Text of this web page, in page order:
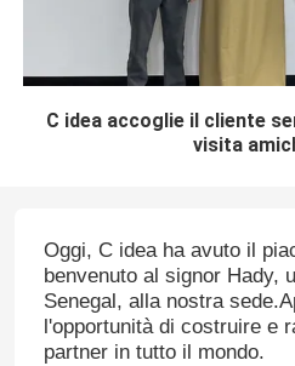
C idea accoglie il cliente
visita
Oggi, C idea ha avuto il
benvenuto al signor Hady,
Senegal, alla nostra
l'opportunità di costruire e
partner in tutto il mondo.